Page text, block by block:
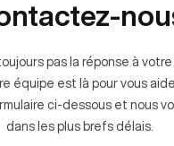
pas la réponse à
équipe est là pour vous
ci-dessous et nous
dans les plus brefs délais.